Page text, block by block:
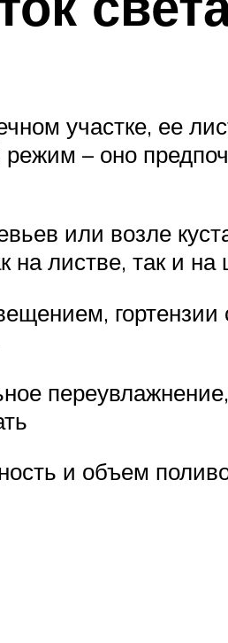
участке, ее
– оно
или возле
на листве, так и на
и объем